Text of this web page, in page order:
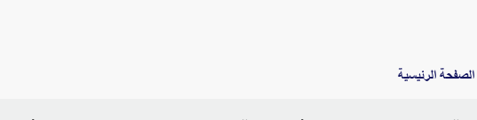
الصفحة الرئيسية